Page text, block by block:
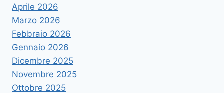
Aprile 2026
Marzo 2026
Febbraio 2026
Gennaio 2026
Dicembre 2025
Novembre 2025
Ottobre 2025